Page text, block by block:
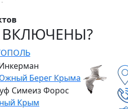
ВКЛЮЧЕНЫ?
Берег Крыма
Симеиз Форос
Крым